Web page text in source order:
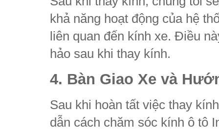
khả năng hoạt động của hệ
liên quan đến kính xe. Điều
hảo sau khi thay kính.
4. Bàn Giao Xe và
Sau khi hoàn tất việc thay
dẫn cách chăm sóc kính ô tô